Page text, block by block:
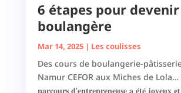
6 étapes pour devenir
boulangère
Mar 14, 2025| Les coulisses
Des cours de boulangerie-pâtisserie
Namur CEFOR aux Miches de
𝐩𝐚𝐫𝐜𝐨𝐮𝐫𝐬 𝐝’𝐞𝐧𝐭𝐫𝐞𝐩𝐫𝐞𝐧𝐞𝐮𝐬𝐞 𝐚 𝐞́𝐭𝐞́ 𝐣𝐨𝐲𝐞𝐮𝐱 𝐞𝐭